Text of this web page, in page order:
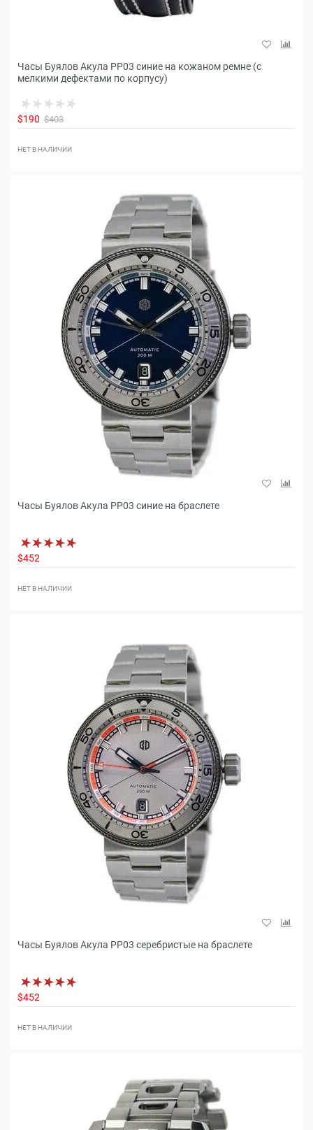
Часы Буялов Акула РР03 синие на кожаном ремне (с
мелкими дефектами по корпусу)
$190 $403
НЕТ В НАЛИЧИИ
Часы Буялов Акула РР03 синие на браслете
$452
НЕТ В НАЛИЧИИ
Часы Буялов Акула РР03 серебристые на браслете
$452
НЕТ В НАЛИЧИИ